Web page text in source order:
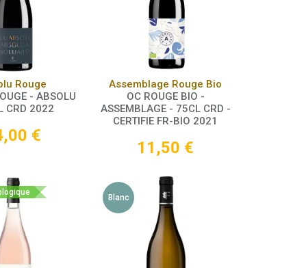
Panier
Rouge
- ABSOLU
CRD 2022
€
Panier
Assemblage Rouge Bio
OC ROUGE BIO -
ASSEMBLAGE - 75CL CRD -
CERTIFIE FR-BIO 2021
11,50 €
Blanc